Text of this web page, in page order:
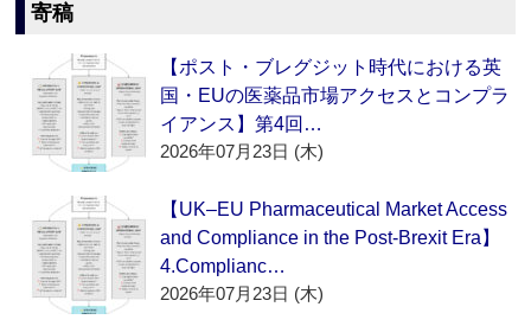
寄稿
【ポスト・ブレグジット時代における英
国・EUの医薬品市場アクセスとコンプラ
イアンス】第4回…
2026年07月23日 (木)
【UK–EU Pharmaceutical Market Access
and Compliance in the Post-Brexit Era】
4.Complianc…
2026年07月23日 (木)